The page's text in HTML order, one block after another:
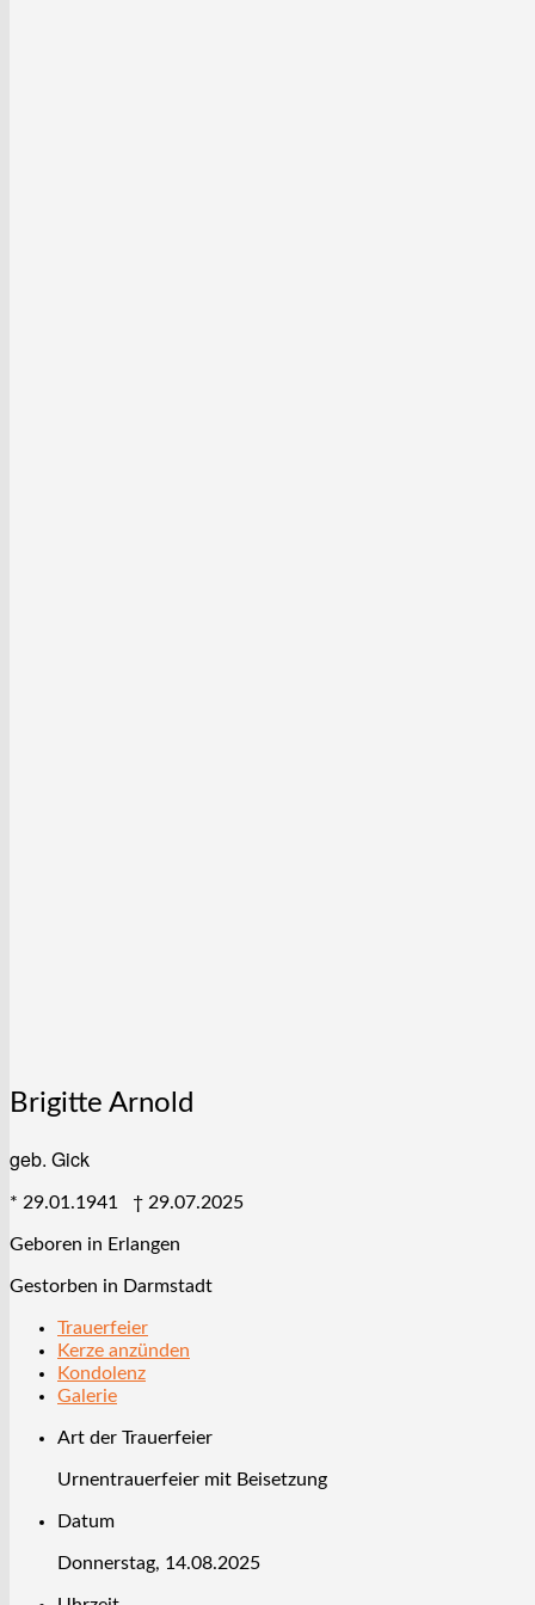
Brigitte Arnold
geb. Gick
* 29.01.1941 † 29.07.2025
Geboren in Erlangen
Gestorben in Darmstadt
Trauer­feier
Kerze anzünden
Kondo­lenz
Galerie
Art der Trauerfeier
Urnentrauerfeier mit Beisetzung
Datum
Donnerstag, 14.08.2025